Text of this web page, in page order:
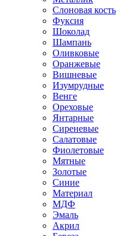
Слоновая кость
Фуксия
Шоколад
Шампань
Оливковые
Оранжевые
Вишневые
Изумрудные
Венге
Ореховые
Янтарные
Сиреневые
Салатовые
Фиолетовые
Мятные
Золотые
Синие
Материал
МДФ
Эмаль
Акрил